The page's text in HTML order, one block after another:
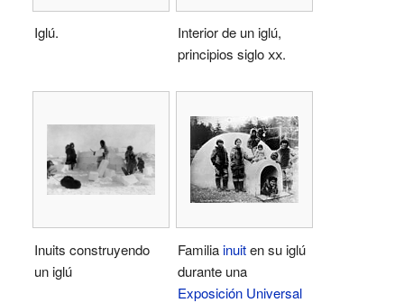
Iglú.
Interior de un iglú,
principios sigloxx.
Inuits construyendo
un iglú
Familiainuiten su iglú
durante una
Exposición Universal